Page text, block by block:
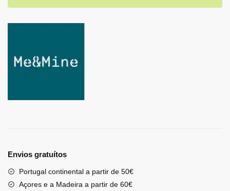
Envios gratuítos
Portugal continental a partir de 50€
Açores e a Madeira a partir de 60€